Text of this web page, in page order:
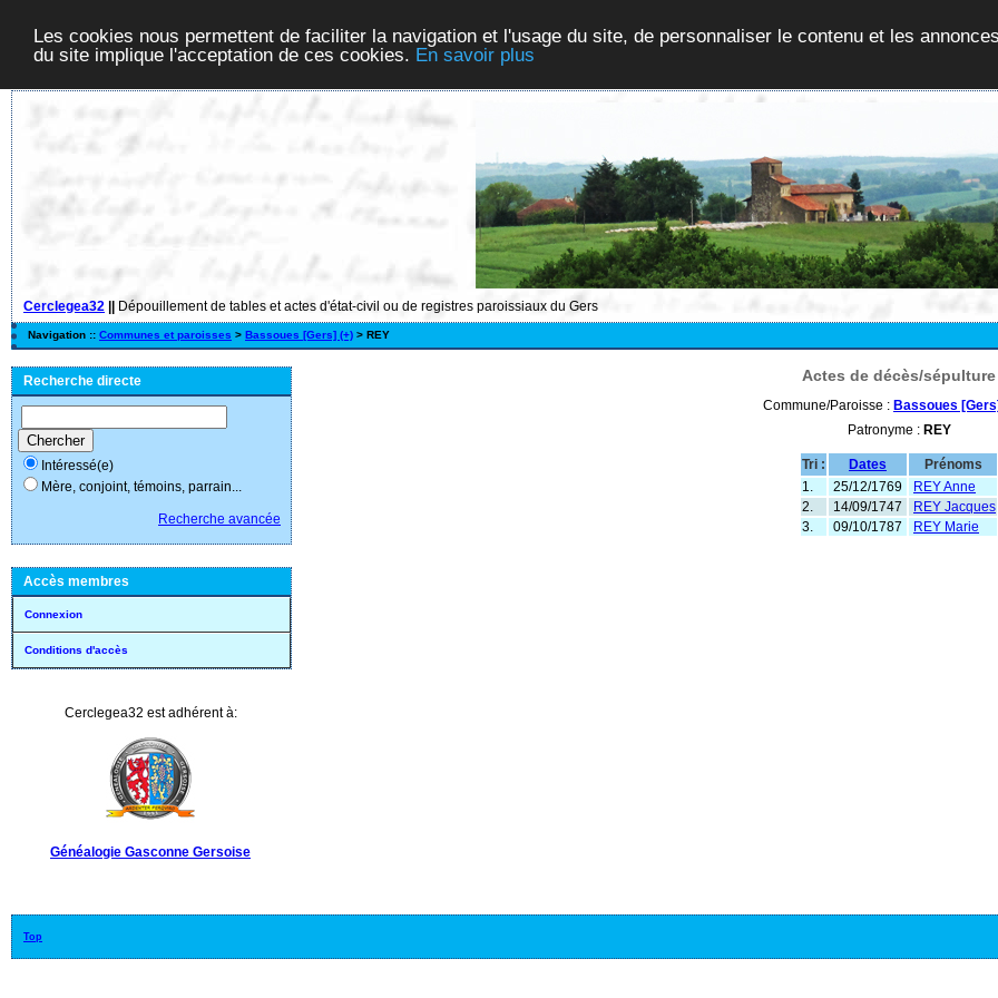
Les cookies nous permettent de faciliter la navigation et l'usage du site, de personnaliser le contenu et les
du site implique l'acceptation de ces cookies. En savoir plus
Cerclegea32 Dépouillement de tables et actes d'état-civil ou de registres paroissiaux du Gers
Navigation :: Communes et paroisses > Bassoues [Gers] (+) > REY
Recherche directe
Intéressé(e)
Mère, conjoint, témoins, parrain...
Recherche avancée
Accès membres
Connexion
Conditions d'accès
Cerclegea32 est adhérent à:
Généalogie Gasconne Gersoise
Actes de décès/sépulture
Commune/Paroisse : Bassoues [Gers]
Patronyme : REY
Tri : Dates
Prénoms
1.
25/12/1769
REY Anne
2.
14/09/1747
REY Jacques
3.
09/10/1787 REY Marie
Top